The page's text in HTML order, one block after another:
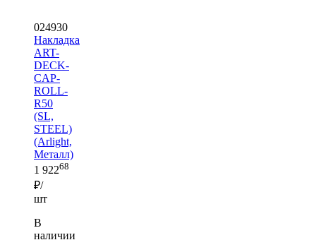
024930
Накладка
ART-
DECK-
CAP-
ROLL-
R50
(SL,
STEEL)
(Arlight,
Металл)
1 92268
₽/
шт
В
наличии